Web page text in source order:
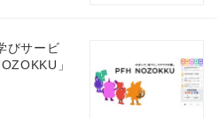
びサービ
」